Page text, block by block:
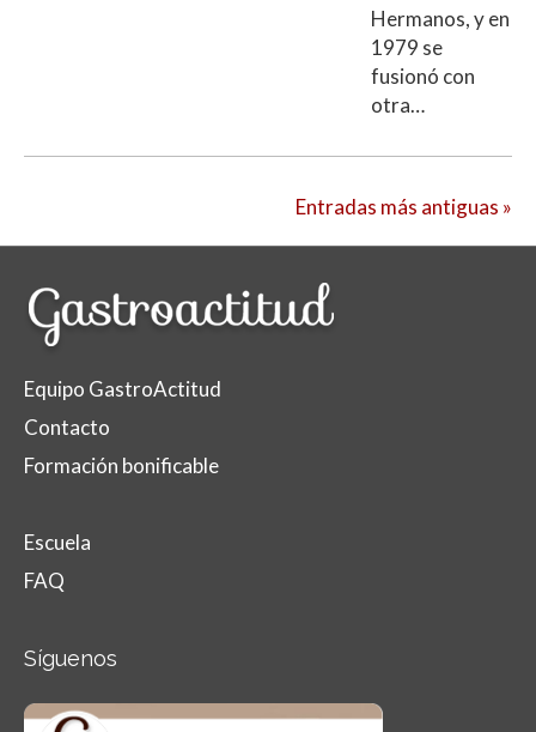
Hermanos, y en
1979 se
fusionó con
otra…
Entradas más antiguas »
Equipo GastroActitud
Contacto
Formación bonificable
Escuela
FAQ
Síguenos